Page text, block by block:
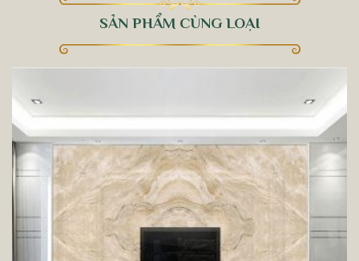
SẢN PHẨM CÙNG LOẠI